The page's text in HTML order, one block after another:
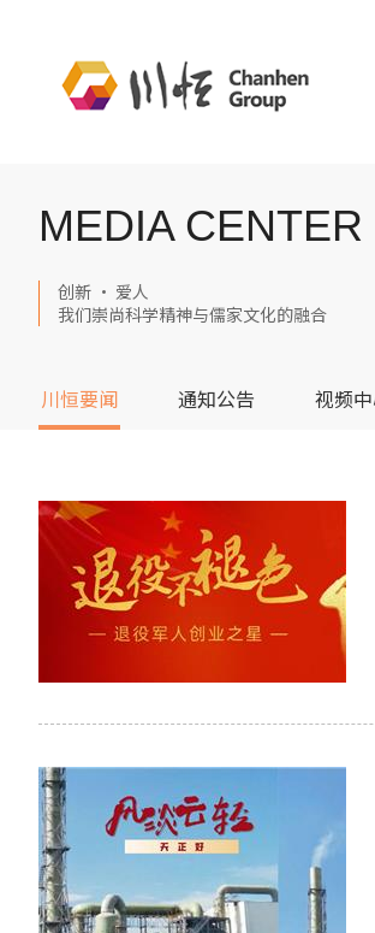
MEDIA CENTER
创新 · 爱人
我们崇尚科学精神与儒家文化的融合
川恒要闻 通知公告 视频